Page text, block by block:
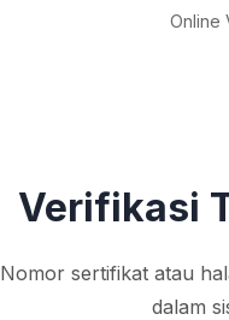
Online
Verifikasi
Nomor sertifikat atau
dalam